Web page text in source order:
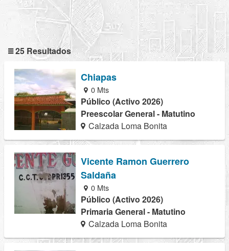
25 Resultados
Chiapas
0 Mts
Público (Activo 2026)
Preescolar General - Matutino
Calzada Loma Bonita
Vicente Ramon Guerrero
Saldaña
0 Mts
Público (Activo 2026)
Primaria General - Matutino
Calzada Loma Bonita